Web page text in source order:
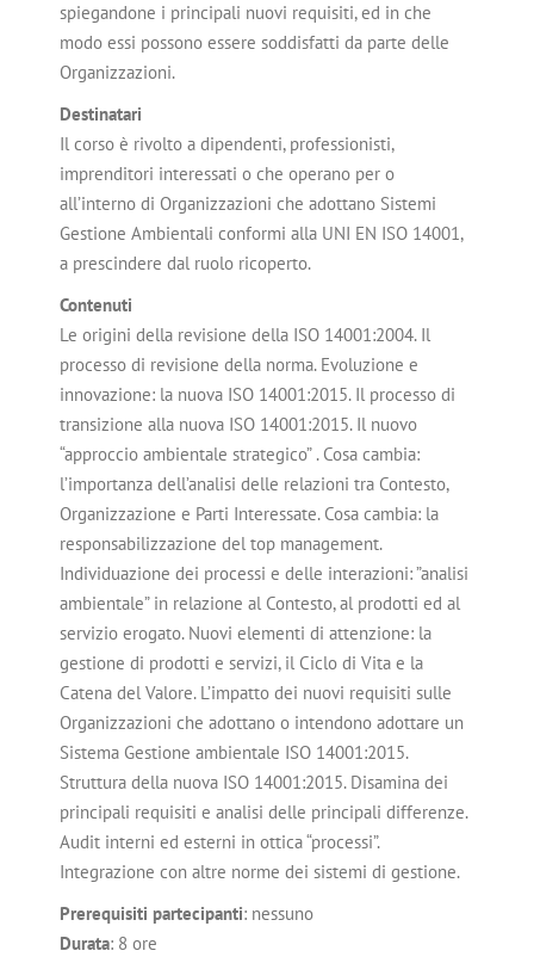
spiegandone i principali nuovi requisiti, ed in che
modo essi possono essere soddisfatti da parte delle
Organizzazioni.
Destinatari
Il corso è rivolto a dipendenti, professionisti,
imprenditori interessati o che operano per o
all’interno di Organizzazioni che adottano Sistemi
Gestione Ambientali conformi alla UNI EN ISO 14001,
a prescindere dal ruolo ricoperto.
Contenuti
Le origini della revisione della ISO 14001:2004. Il
processo di revisione della norma. Evoluzione e
innovazione: la nuova ISO 14001:2015. Il processo di
transizione alla nuova ISO 14001:2015. Il nuovo
“approccio ambientale strategico” . Cosa cambia:
l’importanza dell’analisi delle relazioni tra Contesto,
Organizzazione e Parti Interessate. Cosa cambia: la
responsabilizzazione del top management.
Individuazione dei processi e delle interazioni: ”analisi
ambientale” in relazione al Contesto, al prodotti ed al
servizio erogato. Nuovi elementi di attenzione: la
gestione di prodotti e servizi, il Ciclo di Vita e la
Catena del Valore. L’impatto dei nuovi requisiti sulle
Organizzazioni che adottano o intendono adottare un
Sistema Gestione ambientale ISO 14001:2015.
Struttura della nuova ISO 14001:2015. Disamina dei
principali requisiti e analisi delle principali differenze.
Audit interni ed esterni in ottica “processi”.
Integrazione con altre norme dei sistemi di gestione.
Prerequisiti partecipanti: nessuno
Durata: 8 ore